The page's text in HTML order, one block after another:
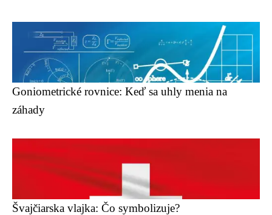
Goniometrické rovnice: Keď sa uhly menia na
záhady
Švajčiarska vlajka: Čo symbolizuje?